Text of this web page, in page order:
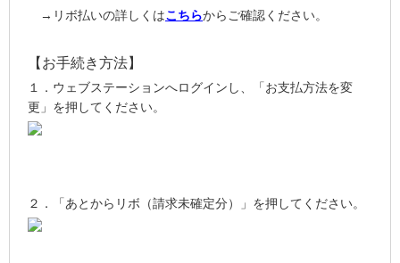
→リボ払いの詳しくはこちらからご確認ください。
【お手続き方法】
１．ウェブステーションへログインし、「お支払方法を変
更」を押してください。
２．「あとからリボ（請求未確定分）」を押してください。